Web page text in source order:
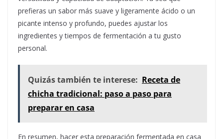
prefieras un sabor más suave y ligeramente ácido o un
picante intenso y profundo, puedes ajustar los
ingredientes y tiempos de fermentación a tu gusto
personal.
Quizás también te interese: Receta de
chicha tradicional: paso a paso para
preparar en casa
En resumen, hacer esta preparación fermentada en casa